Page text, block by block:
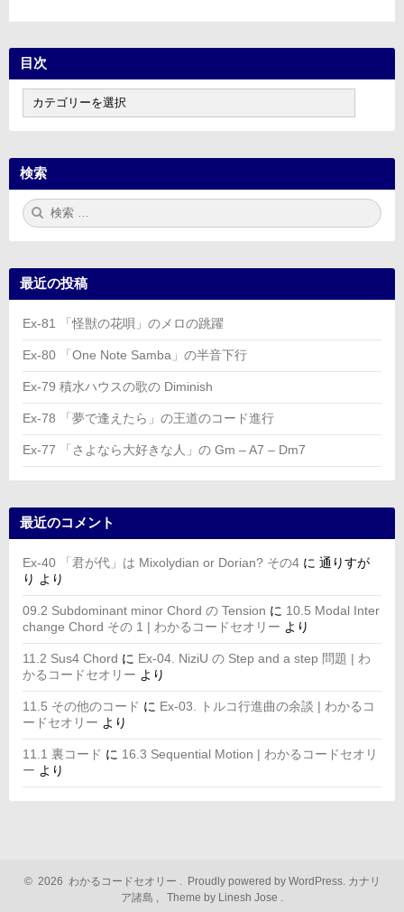
目次
次
検索
検
索:
最近の投稿
Ex-81 「怪獣の花唄」のメロの跳躍
Ex-80 「One Note Samba」の半音下行
Ex-79 積水ハウスの歌の Diminish
Ex-78 「夢で逢えたら」の王道のコード進行
Ex-77 「さよなら大好きな人」の Gm – A7 – Dm7
最近のコメント
Ex-40 「君が代」は Mixolydian or Dorian? その4 に 通りすが
り より
09.2 Subdominant minor Chord の Tension に 10.5 Modal Inter
change Chord その 1 | わかるコードセオリー より
11.2 Sus4 Chord に Ex-04. NiziU の Step and a step 問題 | わ
かるコードセオリー より
11.5 その他のコード に Ex-03. トルコ行進曲の余談 | わかるコ
ードセオリー より
11.1 裏コード に 16.3 Sequential Motion | わかるコードセオリ
ー より
© 2026 わかるコードセオリー . Proudly powered by WordPress. カナリ
ア諸島 , Theme by Linesh Jose .